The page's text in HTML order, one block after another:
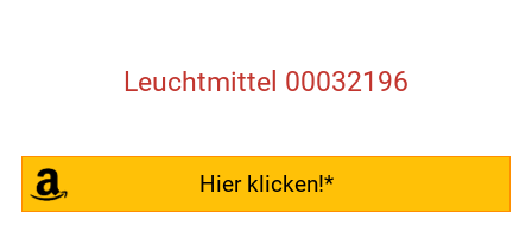
Leuchtmittel 00032196
Hier klicken!*